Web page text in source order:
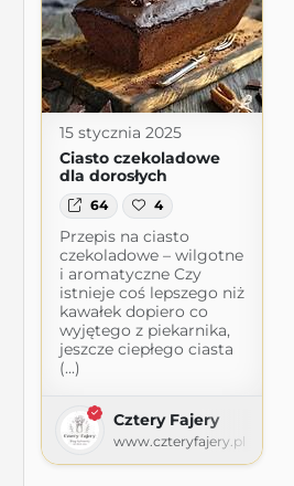
15 stycznia 2025
Ciasto czekoladowe
dla dorosłych
64 4
Przepis na ciasto
czekoladowe – wilgotne
i aromatyczne Czy
istnieje coś lepszego niż
kawałek dopiero co
wyjętego z piekarnika,
jeszcze ciepłego ciasta
(...)
Cztery Fajery
www.czteryfajery.pl